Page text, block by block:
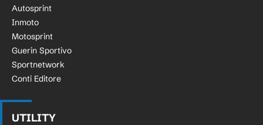
Autosprint
Inmoto
Motosprint
Guerin Sportivo
Sportnetwork
Conti Editore
UTILITY